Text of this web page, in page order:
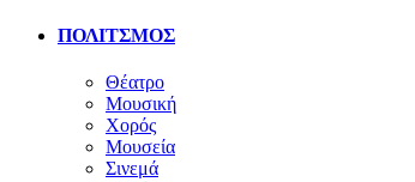
ΠΟΛΙΤΣΜΟΣ
Θέατρο
Μουσική
Χορός
Μουσεία
Σινεμά